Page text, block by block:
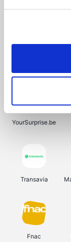
SupraBazar
YourSurprise.be
Transavia
Fnac